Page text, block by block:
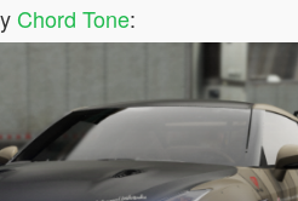
Chord Tone: